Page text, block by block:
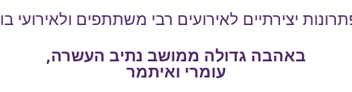
יצירתיים לאירועים רבי משתתפים ולאירועי
באהבה גדולה ממושב נתיב העשרה,
עומרי ואיתמר